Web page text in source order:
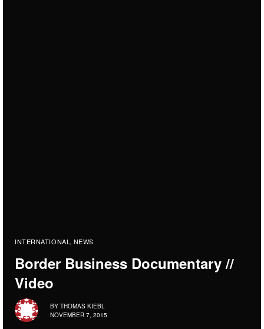
INTERNATIONAL, NEWS
Border Business Documentary //
Video
BY THOMAS KIEBL
NOVEMBER 7, 2015